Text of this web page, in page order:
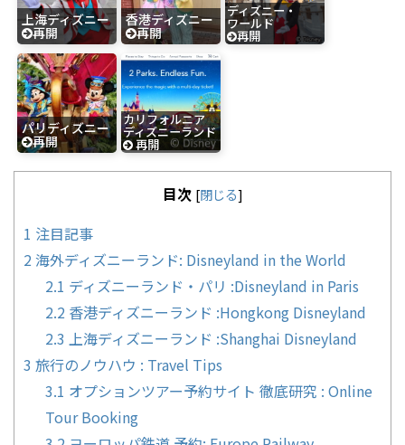
上海ディズニー
再開
香港ディズニー
再開
ディズニー・
ワールド
再開
パリディズニー
再開
カリフォルニア
ディズニーランド
再開
目次 [閉じる]
1 注目記事
2 海外ディズニーランド: Disneyland in the World
2.1 ディズニーランド・パリ :Disneyland in Paris
2.2 香港ディズニーランド :Hongkong Disneyland
2.3 上海ディズニーランド :Shanghai Disneyland
3 旅行のノウハウ : Travel Tips
3.1 オプションツアー予約サイト 徹底研究 : Online
Tour Booking